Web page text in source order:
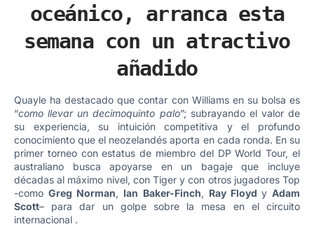
oceánico, arranca esta
semana con un atractivo
añadido
Quayle ha destacado que contar con Williams en su bolsa es
“como llevar un decimoquinto palo”; subrayando el valor de
su experiencia, su intuición competitiva y el profundo
conocimiento que el neozelandés aporta en cada ronda. En su
primer torneo con estatus de miembro del DP World Tour, el
australiano busca apoyarse en un bagaje que incluye
décadas al máximo nivel, con Tiger y con otros jugadores Top
-comoGreg Norman, Ian Baker-Finch, Ray Floyd y Adam
Scott– para dar un golpe sobre la mesa en el circuito
internacional .